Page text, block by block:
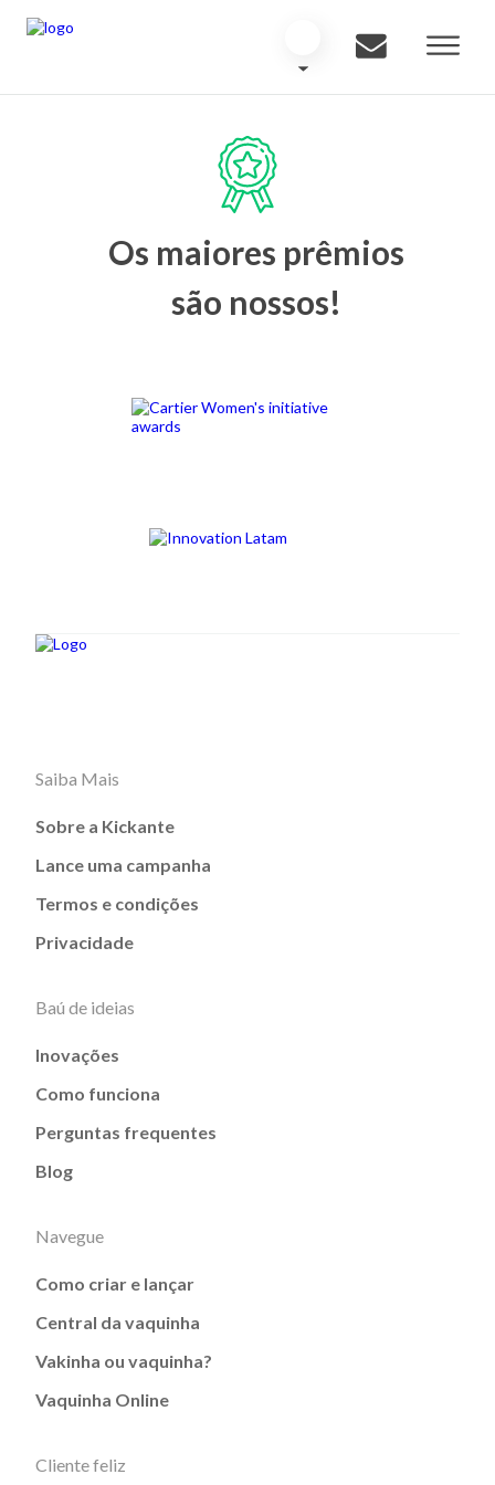
Os maiores prêmios
são nossos!
Saiba Mais
Sobre a Kickante
Lance uma campanha
Termos e condições
Privacidade
Baú de ideias
Inovações
Como funciona
Perguntas frequentes
Blog
Navegue
Como criar e lançar
Central da vaquinha
Vakinha ou vaquinha?
Vaquinha Online
Cliente feliz